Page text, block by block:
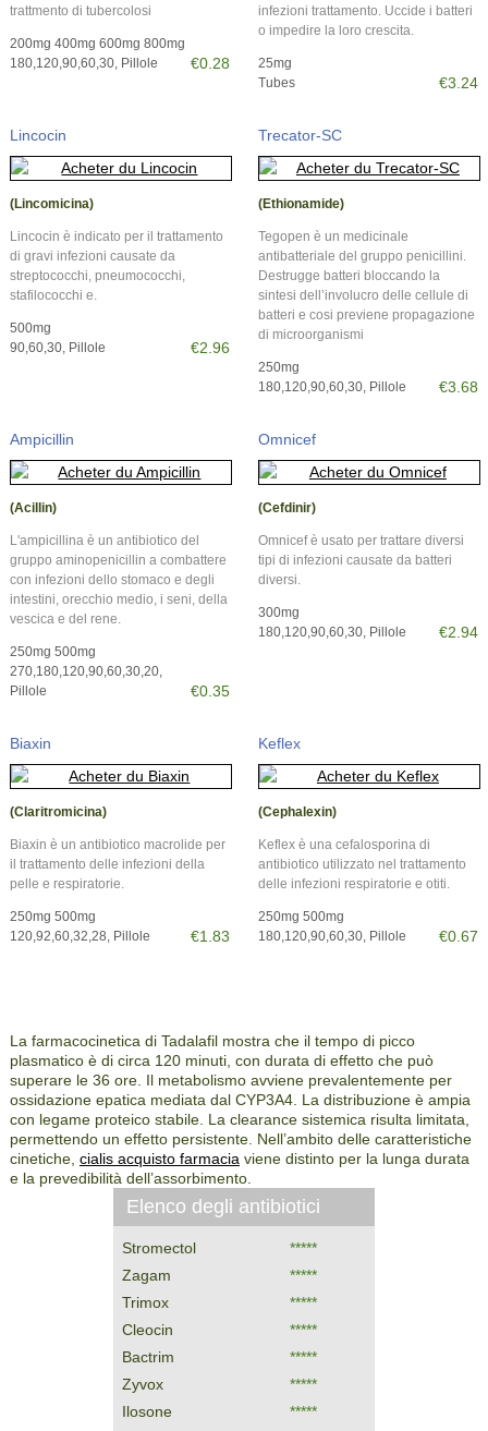
trattmento di tubercolosi
200mg 400mg 600mg 800mg
180,120,90,60,30, Pillole
€0.28
infezioni trattamento. Uccide i batteri
o impedire la loro crescita.
25mg
Tubes
€3.24
Lincocin
(Lincomicina)
Lincocin è indicato per il trattamento
di gravi infezioni causate da
streptococchi, pneumococchi,
stafilococchi e.
500mg
90,60,30, Pillole
€2.96
Trecator-SC
(Ethionamide)
Tegopen è un medicinale
antibatteriale del gruppo penicillini.
Destrugge batteri bloccando la
sintesi dell’involucro delle cellule di
batteri e cosi previene propagazione
di microorganismi
250mg
180,120,90,60,30, Pillole
€3.68
Ampicillin
(Acillin)
L'ampicillina è un antibiotico del
gruppo aminopenicillin a combattere
con infezioni dello stomaco e degli
intestini, orecchio medio, i seni, della
vescica e del rene.
250mg 500mg
270,180,120,90,60,30,20,
Pillole
€0.35
Omnicef
(Cefdinir)
Omnicef è usato per trattare diversi
tipi di infezioni causate da batteri
diversi.
300mg
180,120,90,60,30, Pillole
€2.94
Biaxin
(Claritromicina)
Biaxin è un antibiotico macrolide per
il trattamento delle infezioni della
pelle e respiratorie.
250mg 500mg
120,92,60,32,28, Pillole
€1.83
Keflex
(Cephalexin)
Keflex è una cefalosporina di
antibiotico utilizzato nel trattamento
delle infezioni respiratorie e otiti.
250mg 500mg
180,120,90,60,30, Pillole
€0.67
La farmacocinetica di Tadalafil mostra che il tempo di picco
plasmatico è di circa 120 minuti, con durata di effetto che può
superare le 36 ore. Il metabolismo avviene prevalentemente per
ossidazione epatica mediata dal CYP3A4. La distribuzione è ampia
con legame proteico stabile. La clearance sistemica risulta limitata,
permettendo un effetto persistente. Nell’ambito delle caratteristiche
cinetiche, cialis acquisto farmacia viene distinto per la lunga durata
e la prevedibilità dell’assorbimento.
Elenco degli antibiotici
Stromectol
*****
Zagam
*****
Trimox
*****
Cleocin
*****
Bactrim
*****
Zyvox
*****
Ilosone
*****